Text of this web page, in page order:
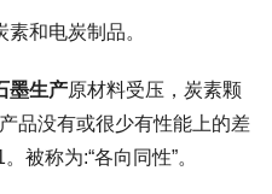
素和电炭制品。
墨生产原材料受压，炭素颗
品没有或很少有性能上的差
。被称为:“各向同性”。